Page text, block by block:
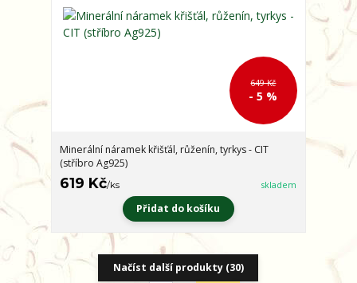
649 Kč
- 5 %
Minerální náramek křišťál, růženín, tyrkys - CIT
(stříbro Ag925)
619 Kč/ks skladem
Přidat do košíku
Načíst další produkty (30)